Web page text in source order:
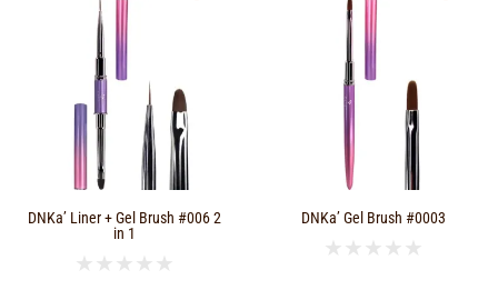
DNKa’ Liner + Gel Brush #006 2
in 1
★ ★ ★ ★ ★
DNKa’ Gel Brush #0003
★ ★ ★ ★ ★